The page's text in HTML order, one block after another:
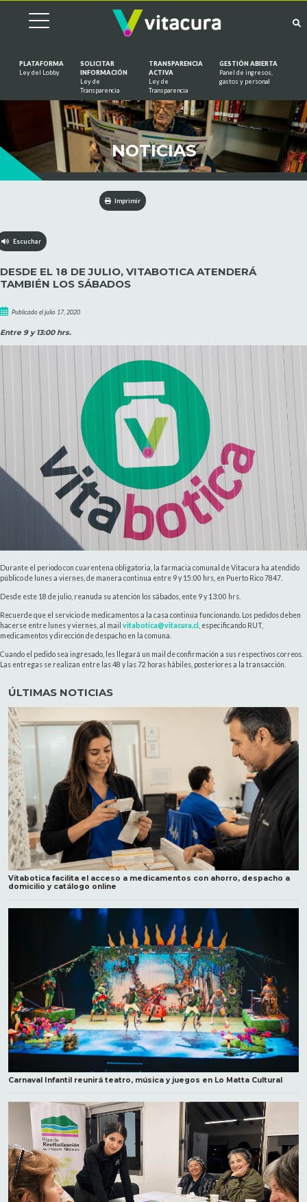
PLATAFORMA
Ley del Lobby
SOLICITAR
INFORMACIÓN
Ley de
Transparencia
TRANSPARENCIA
ACTIVA
Ley de
Transparencia
GESTIÓN ABIERTA
Panel de ingresos,
gastos y personal
NOTICIAS
Imprimir
Escuchar
DESDE EL 18 DE JULIO, VITABOTICA ATENDERÁ
TAMBIÉN LOS SÁBADOS
Publicado el julio 17, 2020
Entre 9 y 13:00 hrs.
Durante el periodo con cuarentena obligatoria, la farmacia comunal de Vitacura ha atendido
público de lunes a viernes, de manera continua entre 9 y 15:00 hrs, en Puerto Rico 7847.
Desde este 18 de julio, reanuda su atención los sábados, ente 9 y 13:00 hrs.
Recuerde que el servicio de medicamentos a la casa continúa funcionando. Los pedidos deben
hacerse entre lunes y viernes, al mail vitabotica@vitacura.cl
, especificando RUT,
medicamentos y dirección de despacho en la comuna.
Cuando el pedido sea ingresado, les llegará un mail de confirmación a sus respectivos correos.
Las entregas se realizan entre las 48 y las 72 horas hábiles, posteriores a la transacción.
ÚLTIMAS NOTICIAS
Vitabotica facilita el acceso a medicamentos con ahorro, despacho a
domicilio y catálogo online
Carnaval Infantil reunirá teatro, música y juegos en Lo Matta Cultural